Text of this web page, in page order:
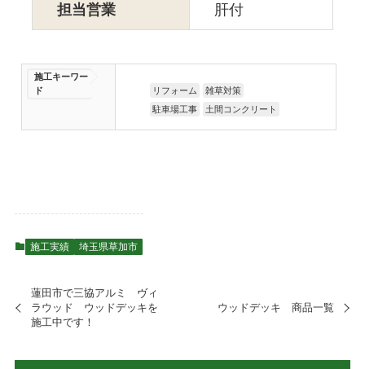
担当営業 肝付
施工キーワー
ド
リフォーム
雑草対策
駐車場工事
土間コンクリート
施工実績 埼玉県草加市
蓮田市で三協アルミ ヴィ
ラウッド ウッドデッキを
施工中です！
ウッドデッキ 商品一覧